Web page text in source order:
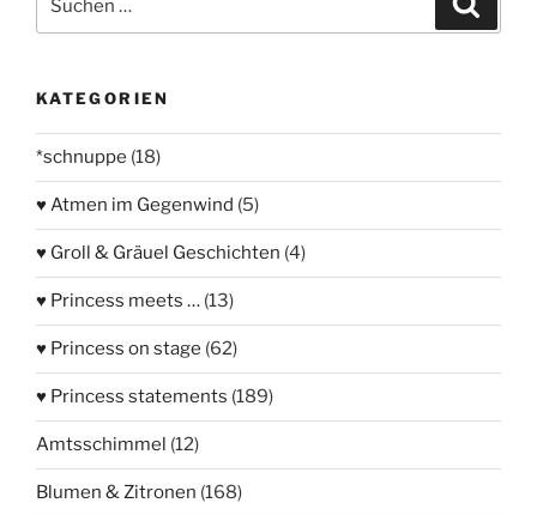
nach:
KATEGORIEN
*schnuppe (18)
♥ Atmen im Gegenwind (5)
♥ Groll & Gräuel Geschichten (4)
♥ Princess meets … (13)
♥ Princess on stage (62)
♥ Princess statements (189)
Amtsschimmel (12)
Blumen & Zitronen (168)